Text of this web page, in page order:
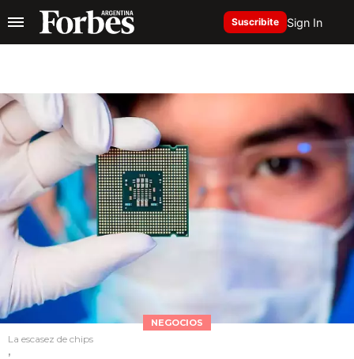
Suscribite Sign In
NEGOCIOS
La escasez de chips
,